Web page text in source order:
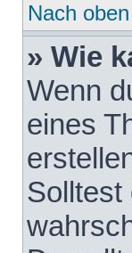
Nach oben
» Wie
Wenn
eines
Solltest